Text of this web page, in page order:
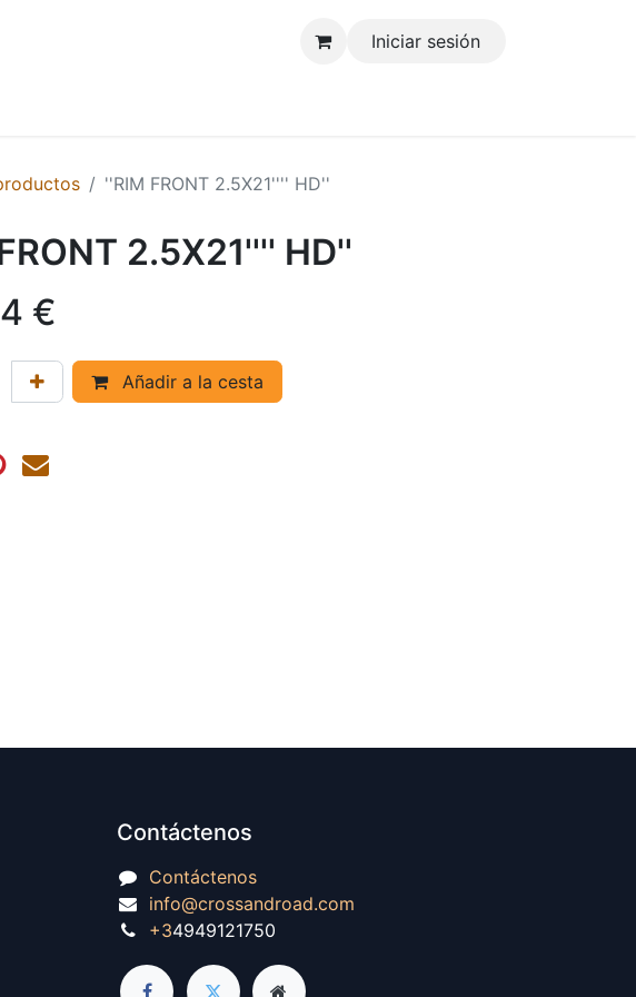
Iniciar sesión
''RIM FRONT 2.5X21'''' HD''
2.5X21'''' HD''
€
Añadir a la cesta
Contáctenos
Contáctenos
info@crossandroad.com
+34949121750